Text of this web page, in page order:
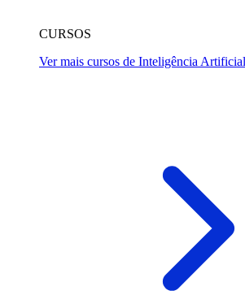
CURSOS
Ver mais cursos de Inteligência Artificial